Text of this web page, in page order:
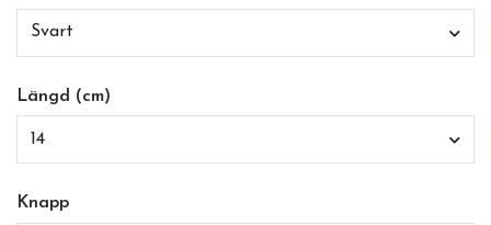
Svart
Längd (cm)
14
Knapp